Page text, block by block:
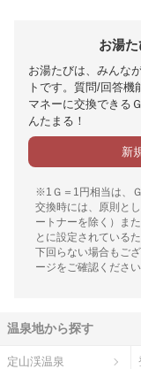
お湯
お湯たびは、みんな
トです。質問/回答
マネーに交換できる
んたまる！
新
※1Ｇ＝1円相当は、
交換時には、原則と
ートナーを除く）ま
とに設定されている
下回らない場合もご
ージをご確認ください
温泉地から探す
定山渓温泉